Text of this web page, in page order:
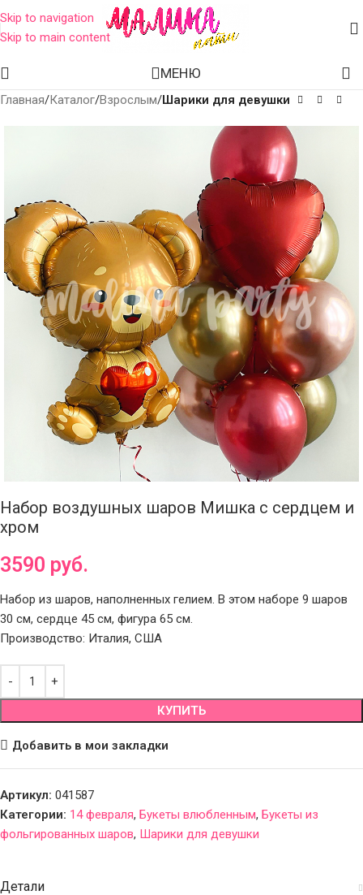
Skip to navigation
Skip to main content
МЕНЮ
Главная Каталог Взрослым Шарики для девушки
Набор воздушных шаров Мишка с сердцем и
хром
3590 руб.
Набор из шаров, наполненных гелием. В этом наборе 9 шаров
30 см, сердце 45 см, фигура 65 см.
Производство: Италия, США
КУПИТЬ
Добавить в мои закладки
Артикул: 041587
Категории: 14 февраля, Букеты влюбленным, Букеты из
фольгированных шаров, Шарики для девушки
Детали